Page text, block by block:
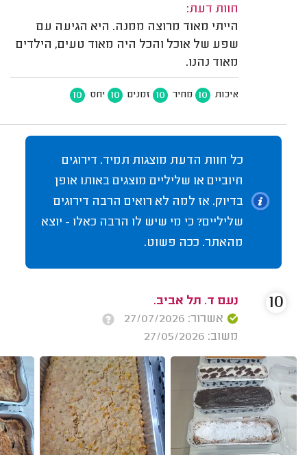
חוות דעת:
הייתי מאוד מרוצה ממנה. היא הגיעה עם
שפע של אוכל והכל היה מאוד טעים, הילדים
מאוד נהנו.
איכות 10 מחיר 10 זמנים 10 יחס 10
כל חוות הדעת מוצגות תמיד. דירוגים
חיוביים או שליליים מוצגים באותו אופן
בדיוק. אז למה לא רואים הרבה דירוגים
שליליים? כי מי שיש לו הרבה כאלו - יוצא
מהאתר. ככה פשוט.
נעם ד. תל אביב.
אשרור: 27/07/2026
משוב: 27/05/2026
10